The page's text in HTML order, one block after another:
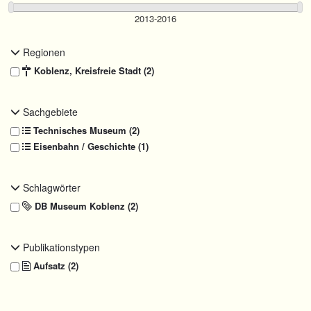
Regionen
Koblenz, Kreisfreie Stadt (2)
Sachgebiete
Technisches Museum (2)
Eisenbahn / Geschichte (1)
Schlagwörter
DB Museum Koblenz (2)
Publikationstypen
Aufsatz (2)